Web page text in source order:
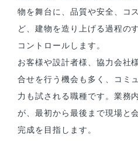
物を舞台に、品質や安全、コ
ど、建物を造り上げる過程の
コントロールします。
お客様や設計者様、協力会社
合せを行う機会も多く、コミ
力も試される職種です。業務
が、最初から最後まで現場と
完成を目指します。